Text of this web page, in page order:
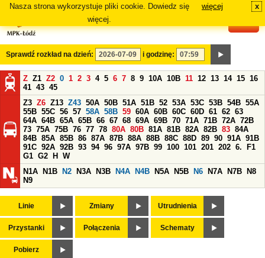
Nasza strona wykorzystuje pliki cookie. Dowiedz się
więcej.
więcej x
Sprawdź rozkład na dzień: i godzinę:
Z Z1 Z2 0 1 2 3 4 5 6 7 8 9 10A 10B 11 12 13 14 15 16
41 43 45
Z3 Z6 Z13 Z43 50A 50B 51A 51B 52 53A 53C 53B 54B 55A
55B 55C 56 57 58A 58B 59 60A 60B 60C 60D 61 62 63
64A 64B 65A 65B 66 67 68 69A 69B 70 71A 71B 72A 72B
73 75A 75B 76 77 78 80A 80B 81A 81B 82A 82B 83 84A
84B 85A 85B 86 87A 87B 88A 88B 88C 88D 89 90 91A 91B
91C 92A 92B 93 94 96 97A 97B 99 100 101 201 202 6.
F1
G1 G2 H
W
N1A
N1B N2 N3A N3B N4A N4B N5A N5B N6 N7A N7B
N8
N9
Linie Zmiany Utrudnienia
Przystanki Połączenia Schematy
Pobierz